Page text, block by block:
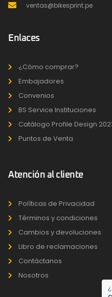
ventas@bikesprint.pe
Enlaces
¿Cómo comprar?
Embajadores
Convenios
BS Service Instituciones
Catálogo Profile Design
Puntos de Venta
Atención al cliente
Políticas de Privacidad
Términos y condiciones
Cambios y devoluciones
Libro de reclamaciones
Contáctanos
Nosotros